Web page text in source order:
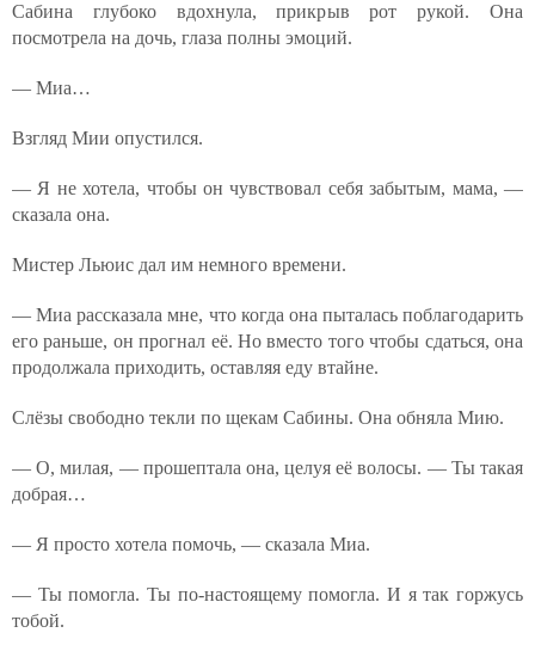
Сабина глубоко вдохнула, прикрыв рот рукой. Она
посмотрела на дочь, глаза полны эмоций.
— Миа…
Взгляд Мии опустился.
— Я не хотела, чтобы он чувствовал себя забытым, мама, —
сказала она.
Мистер Льюис дал им немного времени.
— Миа рассказала мне, что когда она пыталась поблагодарить
его раньше, он прогнал её. Но вместо того чтобы сдаться, она
продолжала приходить, оставляя еду втайне.
Слёзы свободно текли по щекам Сабины. Она обняла Мию.
— О, милая, — прошептала она, целуя её волосы. — Ты такая
добрая…
— Я просто хотела помочь, — сказала Миа.
— Ты помогла. Ты по-настоящему помогла. И я так горжусь
тобой.